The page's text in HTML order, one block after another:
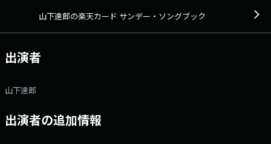
山下達郎の楽天カード サンデー・ソングブック
出演者
山下達郎
出演者の追加情報